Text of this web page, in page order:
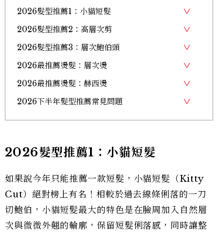
2026髮型推薦1：小貓短髮
2026髮型推薦2：高層次剪
2026髮型推薦3：層次鮑伯頭
2026最推薦燙髮：層次燙
2026最推薦燙髮：赫西燙
2026下半年髮型推薦常見問題
2026髮型推薦1：小貓短髮
如果說今年只能推薦一款短髮，小貓短髮（Kitty
Cut）絕對榜上有名！相較於過去線條俐落的一刀
切鮑伯，小貓短髮最大的特色是在臉周加入自然層
次與微微外翹的輪廓，保留短髮俐落感，同時讓整